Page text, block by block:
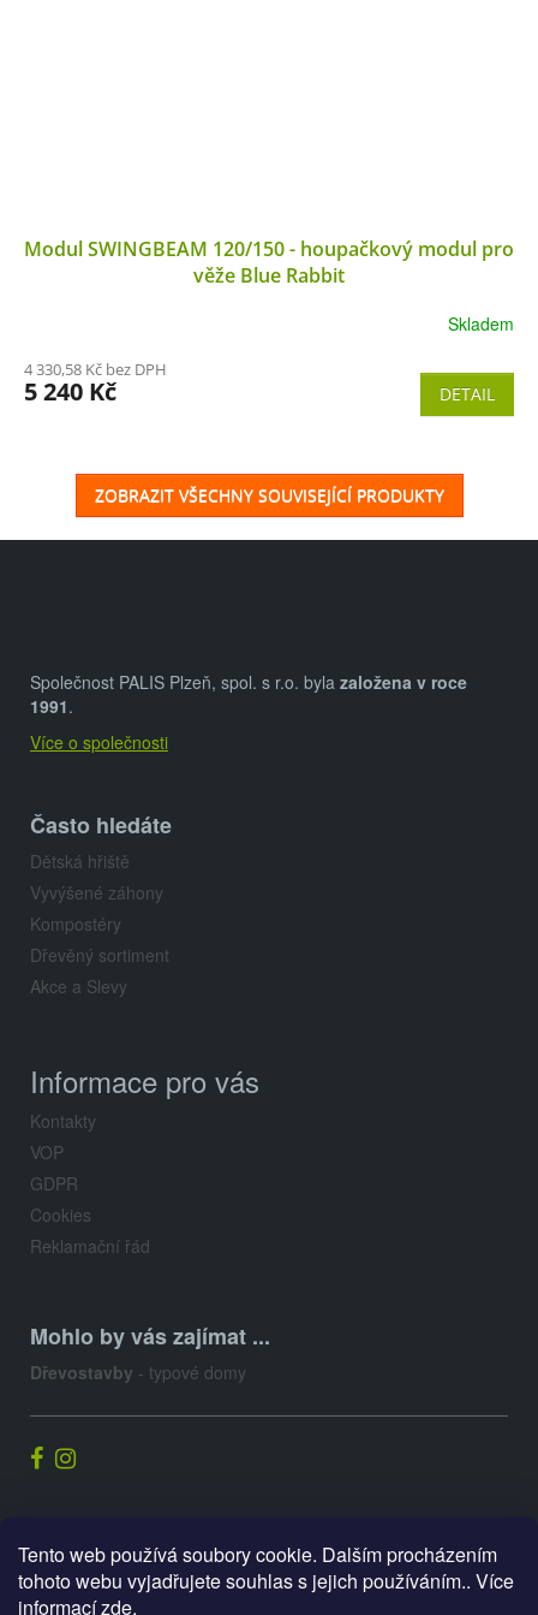
Tento web používá soubory cookie. Dalším procházením
tohoto webu vyjadřujete souhlas s jejich používáním.. Více
informacízde.
Modul SWINGBEAM 120/150 - houpačkový modul pro
věže Blue Rabbit
Skladem
4 330,58 Kč bez DPH
5 240 Kč DETAIL
ZOBRAZIT VŠECHNY SOUVISEJÍCÍ PRODUKTY
Společnost PALIS Plzeň, spol. s r.o. byla založena v roce
1991.
Více o společnosti
Často hledáte
Dětská hřiště
Vyvýšené záhony
Kompostéry
Dřevěný sortiment
Akce a Slevy
Informace pro vás
Kontakty
VOP
GDPR
Cookies
Reklamační řád
Mohlo by vás zajímat ...
Dřevostavby - typové domy